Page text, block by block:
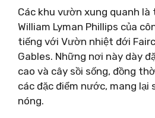
Các khu vườn xung quanh là
William Lyman Phillips của
tiếng với Vườn nhiệt đới
Gables. Những nơi này dày
cao và cây sồi sống, đồng
các đặc điểm nước, mang lại
nóng.